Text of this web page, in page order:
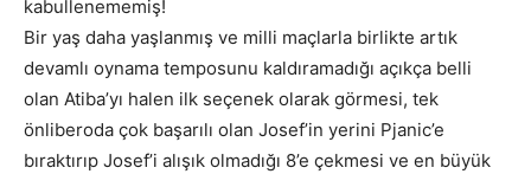
kabullenememiş!
Bir yaş daha yaşlanmış ve milli maçlarla birlikte artık
devamlı oynama temposunu kaldıramadığı açıkça belli
olan Atiba’yı halen ilk seçenek olarak görmesi, tek
önliberoda çok başarılı olan Josef’in yerini Pjanic’e
bıraktırıp Josef’i alışık olmadığı 8’e çekmesi ve en büyük